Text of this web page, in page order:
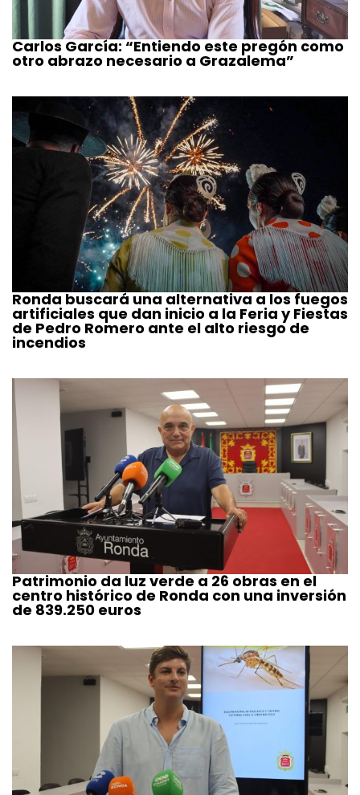
Carlos García: “Entiendo este pregón como
otro abrazo necesario a Grazalema”
Ronda buscará una alternativa a los fuegos
artificiales que dan inicio a la Feria y Fiestas
de Pedro Romero ante el alto riesgo de
incendios
Patrimonio da luz verde a 26 obras en el
centro histórico de Ronda con una inversión
de 839.250 euros